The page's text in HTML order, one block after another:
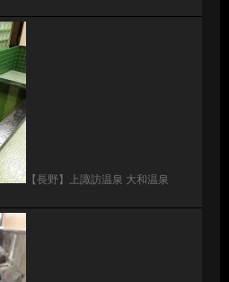
【長野】上諏訪温泉 大和温泉